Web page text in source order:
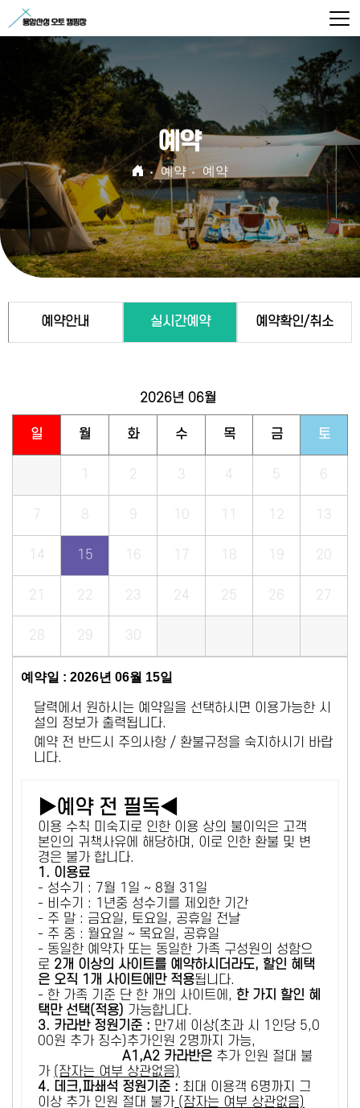
예약
예약 예약
예약안내 실시간예약 예약확인/취소
2026년 06월
일 월 화 수 목 금 토
1 2 3 4 5 6
7 8 9 10 11 12 13
14 15 16 17 18 19 20
21 22 23 24 25 26 27
28 29 30
예약일 : 2026년 06월 15일
달력에서 원하시는 예약일을 선택하시면 이용가능한 시
설의 정보가 출력됩니다.
예약 전 반드시 주의사항 / 환불규정을 숙지하시기 바랍
니다.
▶예약 전 필독◀
이용 수칙 미숙지로 인한 이용 상의 불이익은 고객
본인의 귀책사유에 해당하며, 이로 인한 환불 및 변
경은 불가 합니다.
1. 이용료
- 성수기 : 7월 1일 ~ 8월 31일
- 비수기 : 1년중 성수기를 제외한 기간
- 주 말 : 금요일, 토요일, 공휴일 전날
- 주 중 : 월요일 ~ 목요일, 공휴일
- 동일한 예약자 또는 동일한 가족 구성원의 성함으
로 2개 이상의 사이트를 예약하시더라도, 할인 혜택
은 오직 1개 사이트에만 적용됩니다.
- 한 가족 기준 단 한 개의 사이트에, 한 가지 할인 혜
택만 선택(적용) 가능합니다.
3. 카라반 정원기준 : 만7세 이상(초과 시 1인당 5,0
00원 추가 징수)추가인원 2명까지 가능,
A1,A2 카라반은 추가 인원 절대 불
가 (잠자는 여부 상관없음)
4. 데크,파쇄석 정원기준 : ​최대 이용객 6명까지 그
이상 추가 인원 절대 불가 (잠자는 여부 상관없음)